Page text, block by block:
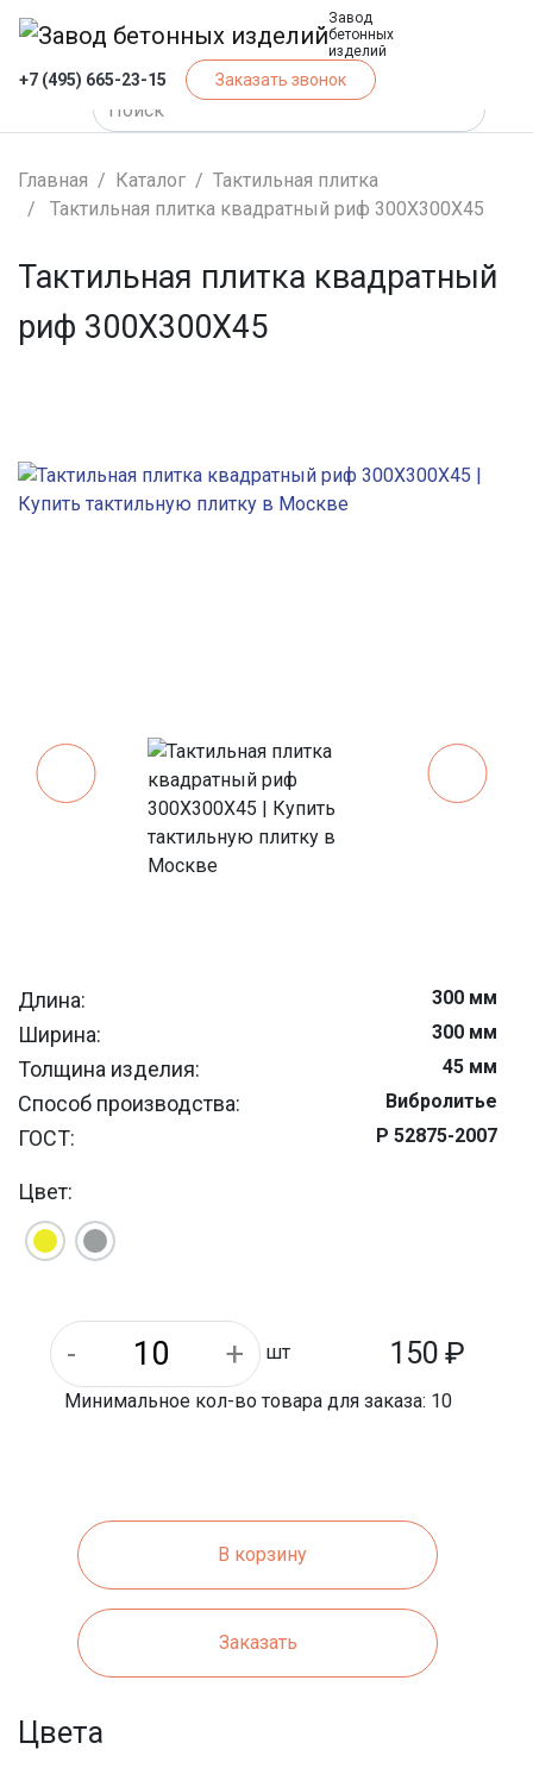
Завод
бетонных
изделий
+7 (495) 665-23-15 Заказать звонок
Главная Каталог
Тактильная плитка
Тактильная плитка квадратный риф 300Х300Х45
Тактильная плитка квадратный
риф 300Х300Х45
Длина: 300 мм
Ширина: 300 мм
Толщина изделия: 45 мм
Способ производства: Вибролитье
ГОСТ: Р 52875-2007
Цвет:
шт 150 ₽
Минимальное кол-во товара для заказа: 10
В корзину
Заказать
Цвета